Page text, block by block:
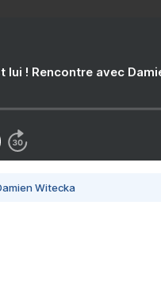
lui ! Rencontre avec
Witecka